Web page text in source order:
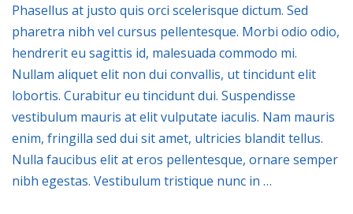
Phasellus at justo quis orci scelerisque dictum. Sed
pharetra nibh vel cursus pellentesque. Morbi odio odio,
hendrerit eu sagittis id, malesuada commodo mi.
Nullam aliquet elit non dui convallis, ut tincidunt elit
lobortis. Curabitur eu tincidunt dui. Suspendisse
vestibulum mauris at elit vulputate iaculis. Nam mauris
enim, fringilla sed dui sit amet, ultricies blandit tellus.
Nulla faucibus elit at eros pellentesque, ornare semper
nibh egestas. Vestibulum tristique nunc in …